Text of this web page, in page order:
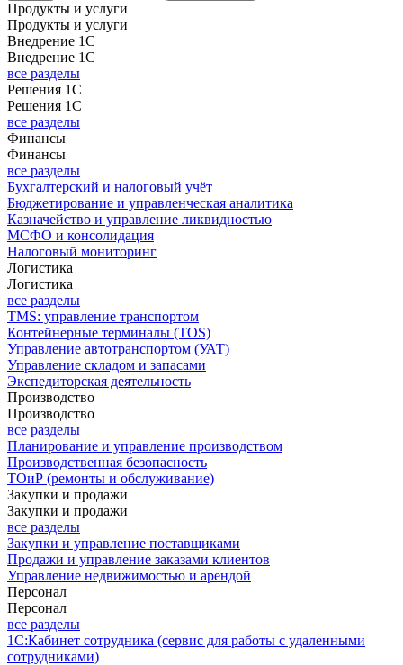
Продукты и услуги
Продукты и услуги
Внедрение 1С
Внедрение 1С
все разделы
Решения 1С
Решения 1С
все разделы
Финансы
Финансы
все разделы
Бухгалтерский и налоговый учёт
Бюджетирование и управленческая аналитика
Казначейство и управление ликвидностью
МСФО и консолидация
Налоговый мониторинг
Логистика
Логистика
все разделы
TMS: управление транспортом
Контейнерные терминалы (TOS)
Управление автотранспортом (УАТ)
Управление складом и запасами
Экспедиторская деятельность
Производство
Производство
все разделы
Планирование и управление производством
Производственная безопасность
ТОиР (ремонты и обслуживание)
Закупки и продажи
Закупки и продажи
все разделы
Закупки и управление поставщиками
Продажи и управление заказами клиентов
Управление недвижимостью и арендой
Персонал
Персонал
все разделы
1С:Кабинет сотрудника (сервис для работы с удаленными
сотрудниками)